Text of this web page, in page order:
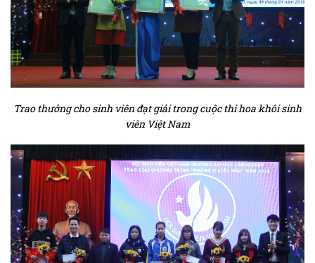
Trao thưởng cho sinh viên đạt giải trong cuộc thi hoa khôi sinh
viên Việt Nam